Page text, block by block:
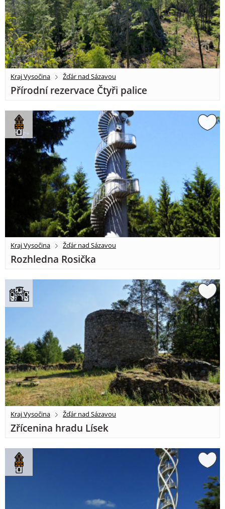
Kraj Vysočina Žďár nad Sázavou
Přírodní rezervace Čtyři palice
Kraj Vysočina Žďár nad Sázavou
Rozhledna Rosička
Kraj Vysočina Žďár nad Sázavou
Zřícenina hradu Lísek